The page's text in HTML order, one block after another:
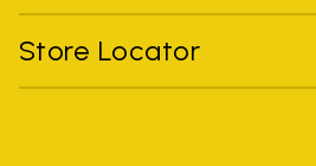
Store Locator